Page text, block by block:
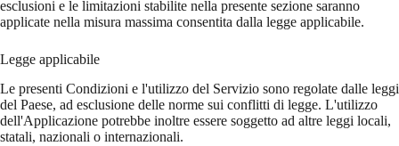
esclusioni e le limitazioni stabilite nella presente sezione saranno
applicate nella misura massima consentita dalla legge applicabile.
Legge applicabile
Le presenti Condizioni e l'utilizzo del Servizio sono regolate dalle leggi
del Paese, ad esclusione delle norme sui conflitti di legge. L'utilizzo
dell'Applicazione potrebbe inoltre essere soggetto ad altre leggi locali,
statali, nazionali o internazionali.